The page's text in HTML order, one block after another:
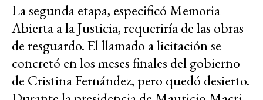
La segunda etapa, especificó Memoria
Abierta a la Justicia, requeriría de las obras
de resguardo. El llamado a licitación se
concretó en los meses finales del gobierno
de Cristina Fernández, pero quedó desierto.